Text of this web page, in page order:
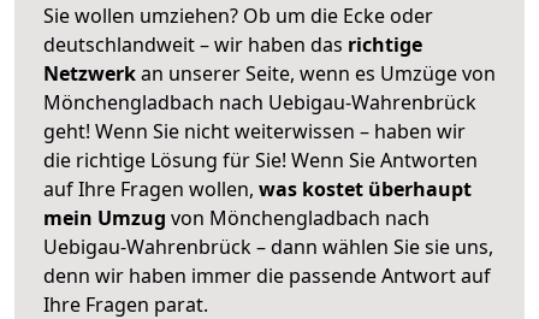
Sie wollen umziehen? Ob um die Ecke oder
deutschlandweit – wir haben das richtige
Netzwerkan unserer Seite, wenn es Umzüge von
Mönchengladbach nach Uebigau-Wahrenbrück
geht! Wenn Sie nicht weiterwissen – haben wir
die richtige Lösung für Sie! Wenn Sie Antworten
auf Ihre Fragen wollen, was kostet überhaupt
mein Umzug von Mönchengladbach nach
Uebigau-Wahrenbrück – dann wählen Sie sie uns,
denn wir haben immer die passende Antwort auf
Ihre Fragen parat.